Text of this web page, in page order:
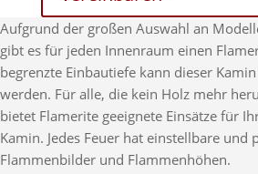
Aufgrund der großen Auswahl an
gibt es für jeden Innenraum einen
begrenzte Einbautiefe kann dieser
werden. Für alle, die kein Holz mehr
bietet Flamerite geeignete Einsätze für
Kamin. Jedes Feuer hat einstellbare und
Flammenbilder und Flammenhöhen.